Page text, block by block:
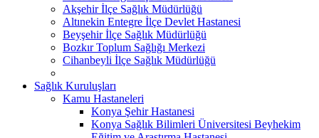
Akşehir İlçe Sağlık Müdürlüğü
Altınekin Entegre İlçe Devlet Hastanesi
Beyşehir İlçe Sağlık Müdürlüğü
Bozkır Toplum Sağlığı Merkezi
Cihanbeyli İlçe Sağlık Müdürlüğü
Sağlık Kuruluşları
Kamu Hastaneleri
Konya Şehir Hastanesi
Konya Sağlık Bilimleri Üniversitesi Beyhekim